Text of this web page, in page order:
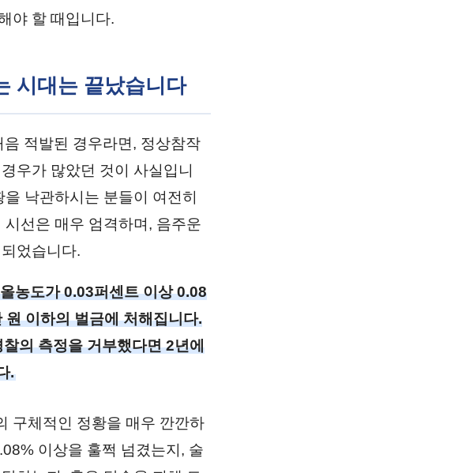
야 할 때입니다.
시대는 끝났습니다
적발된 경우라면, 정상참작
우가 많았던 것이 사실입니
낙관하시는 분들이 여전히
선은 매우 엄격하며, 음주운
었습니다.
농도가 0.03퍼센트 이상 0.08
이하의 벌금에 처해집니다.
의 측정을 거부했다면 2년에
.
구체적인 정황을 매우 깐깐하
이상을 훌쩍 넘겼는지, 술